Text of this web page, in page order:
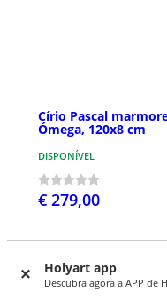
Holyart app
Descubra agora a APP de
Círio Pascal
Ómega, 120x8 cm
DISPONÍVEL
€ 279,00